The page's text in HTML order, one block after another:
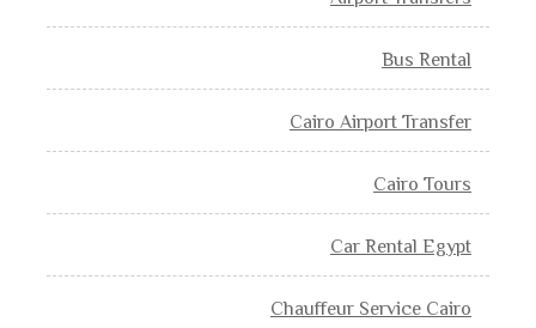
Bus Rental
Cairo Airport Transfer
Cairo Tours
Car Rental Egypt
Chauffeur Service Cairo